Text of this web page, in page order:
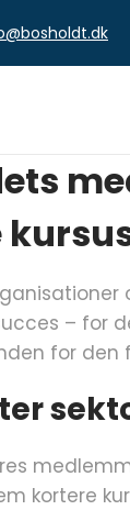
– for
for den
kortere